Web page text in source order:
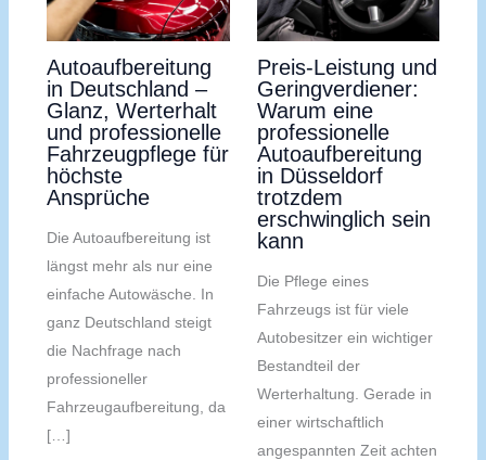
Autoaufbereitung
in Deutschland –
Glanz, Werterhalt
und professionelle
Fahrzeugpflege für
höchste
Ansprüche
Die Autoaufbereitung ist
längst mehr als nur eine
einfache Autowäsche. In
ganz Deutschland steigt
die Nachfrage nach
professioneller
Fahrzeugaufbereitung, da
[…]
Preis-Leistung und
Geringverdiener:
Warum eine
professionelle
Autoaufbereitung
in Düsseldorf
trotzdem
erschwinglich sein
kann
Die Pflege eines
Fahrzeugs ist für viele
Autobesitzer ein wichtiger
Bestandteil der
Werterhaltung. Gerade in
einer wirtschaftlich
angespannten Zeit achten